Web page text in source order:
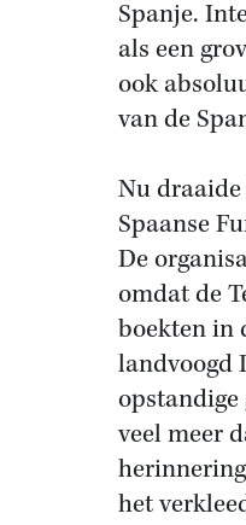
Spanje.
als een
ook
van de
Nu
Spaanse
De
omdat de
boekten in
landvoogd
veel meer
het